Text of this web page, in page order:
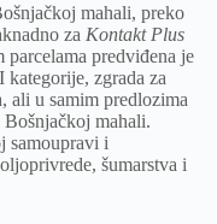
mahali, preko
za Kontakt Plus
predviđena je
zgrada za
ali u samim predlozima
Bošnjačkoj mahali.
samoupravi i
šumarstva i